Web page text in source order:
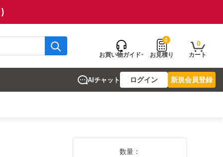
お買い物ガイド
0
お見積り
0
カート
AIチャット ログイン 新規会員登録
数量：